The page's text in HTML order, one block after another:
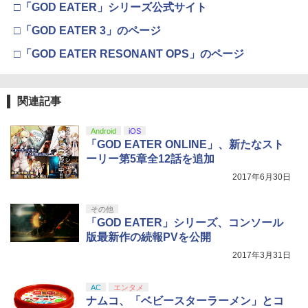
□「GOD EATER」シリーズ公式サイト
□「GOD EATER 3」のページ
□「GOD EATER RESONANT OPS」のページ
関連記事
Android iOS
「GOD EATER ONLINE」、新たなスト
ーリー第5章全12話を追加
2017年6月30日
その他
「GOD EATER」シリーズ、コンソール
版最新作の続報PVを公開
2017年3月31日
AC エンタメ
ナムコ、「ベビースターラーメン」とコ